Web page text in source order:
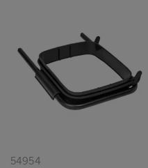
54954